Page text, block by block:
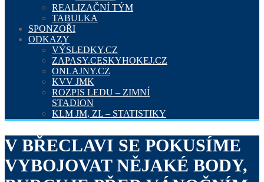
REALIZAČNÍ TÝM
TABULKA
SPONZOŘI
ODKAZY
VÝSLEDKY.CZ
ZAPASY.CESKYHOKEJ.CZ
ONLAJNY.CZ
KVV JMK
ROZPIS LEDU – ZIMNÍ
STADION
KLM JM, ZL – STATISTIKY
V BŘECLAVI SE POKUSÍME
VYBOJOVAT NĚJAKÉ BODY,